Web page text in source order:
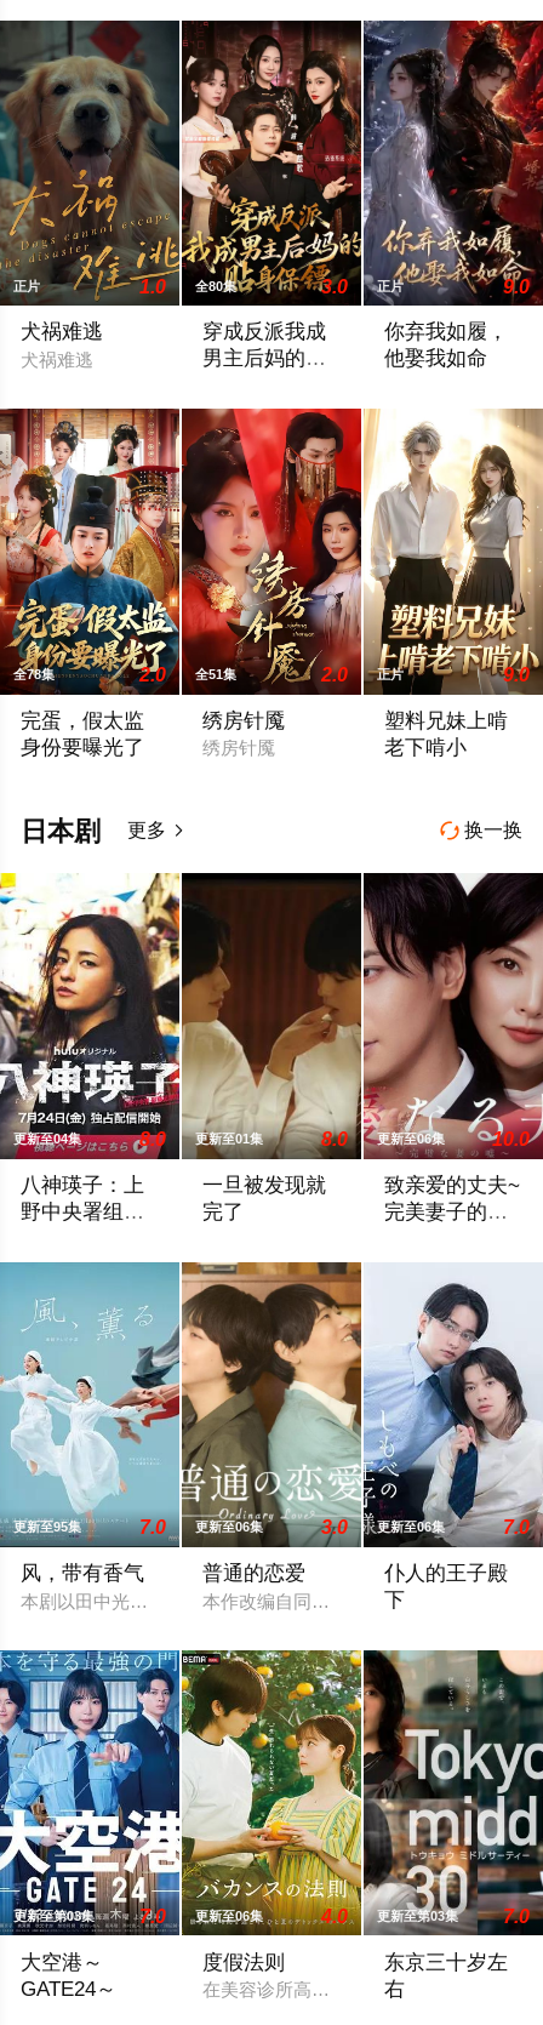
正片 1.0
犬祸难逃
犬祸难逃
全80集 3.0
穿成反派我成
男主后妈的贴
正片 9.0
你弃我如履，
他娶我如命
全78集 2.0
完蛋，假太监
身份要曝光了
全51集 2.0
绣房针魇
绣房针魇
正片 9.0
塑料兄妹上啃
老下啃小
 换一换
日本剧 更多 
更新至04集 8.0
八神瑛子：上
野中央署组织
更新至01集 8.0
一旦被发现就
完了
更新至06集 10.0
致亲爱的丈夫~
完美妻子的谎
更新至95集 7.0
风，带有香气
本剧以田中光著作《明治的南丁格尔 大关和物语》为原案，取
更新至06集 3.0
普通的恋爱
本作改编自同名漫画，是一部以处于上下
更新至06集 7.0
仆人的王子殿
下
更新至第03集 7.0
大空港～
GATE24～
更新至06集 4.0
度假法则
在美容诊所高强度工作、身心俱疲的星野
更新至第03集 7.0
东京三十岁左
右